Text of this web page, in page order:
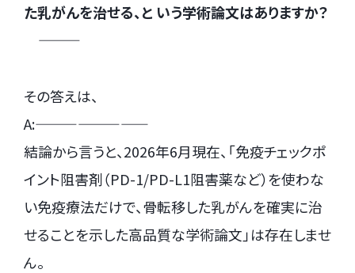
た乳がんを治せる、と いう学術論文はありますか？
———
その答えは、
A:————————
結論から言うと、2026年6月現在、「免疫チェックポ
イント阻害剤（PD-1/PD-L1阻害薬など）を使わな
い免疫療法だけで、骨転移した乳がんを確実に治
せることを示した高品質な学術論文」は存在しませ
ん。